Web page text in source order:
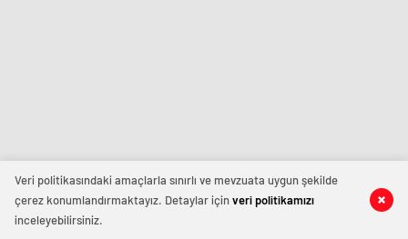
Veri politikasındaki amaçlarla sınırlı ve mevzuata uygun şekilde
çerez konumlandırmaktayız. Detaylar içinveri politikamızı
inceleyebilirsiniz.